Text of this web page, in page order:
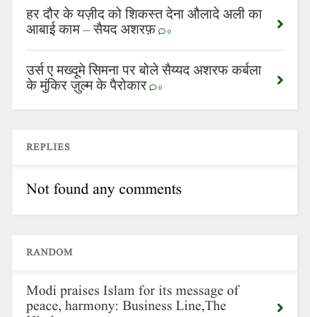
हर दौर के यज़ीद को शिकस्त देना औलादे अली का
आबाई काम – सैयद अशरफ़ 0
उर्स ए मख्दूमे सिमना पर बोले सैय्यद अशरफ कर्बला
के मुंकिर ज़ुल्म के पैरोकार 0
REPLIES
Not found any comments
RANDOM
Modi praises Islam for its message of
peace, harmony: Business Line,The